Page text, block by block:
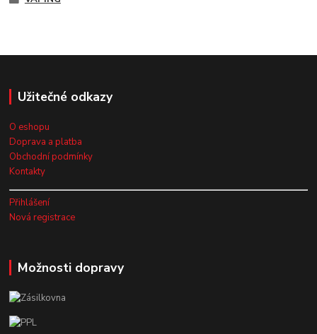
Užitečné odkazy
O eshopu
Doprava a platba
Obchodní podmínky
Kontakty
Přihlášení
Nová registrace
Možnosti dopravy